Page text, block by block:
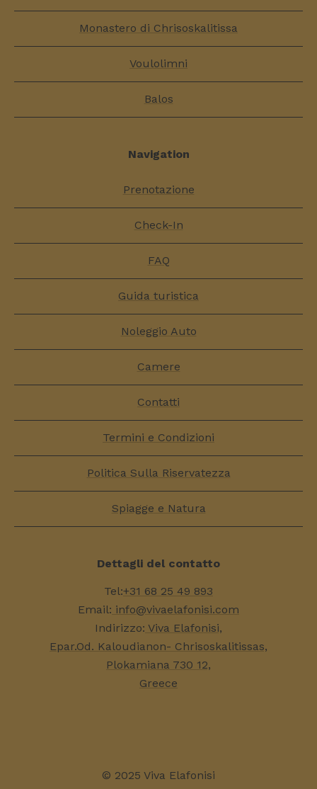
Monastero di Chrisoskalitissa
Voulolimni
Balos
Navigation
Prenotazione
Check-In
FAQ
Guida turistica
Noleggio Auto
Camere
Contatti
Termini e Condizioni
Politica Sulla Riservatezza
Spiagge e Natura
Dettagli del contatto
Tel:+31 68 25 49 893
Email: info@vivaelafonisi.com
Indirizzo: Viva Elafonisi,
Epar.Od. Kaloudianon- Chrisoskalitissas,
Plokamiana 730 12,
Greece
© 2025 Viva Elafonisi